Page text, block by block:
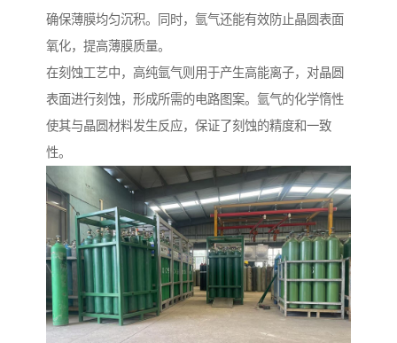
确保薄膜均匀沉积。同时，氩气还能有效防止晶圆表面
氧化，提高薄膜质量。
在刻蚀工艺中，高纯氩气则用于产生高能离子，对晶圆
表面进行刻蚀，形成所需的电路图案。氩气的化学惰性
使其与晶圆材料发生反应，保证了刻蚀的精度和一致
性。